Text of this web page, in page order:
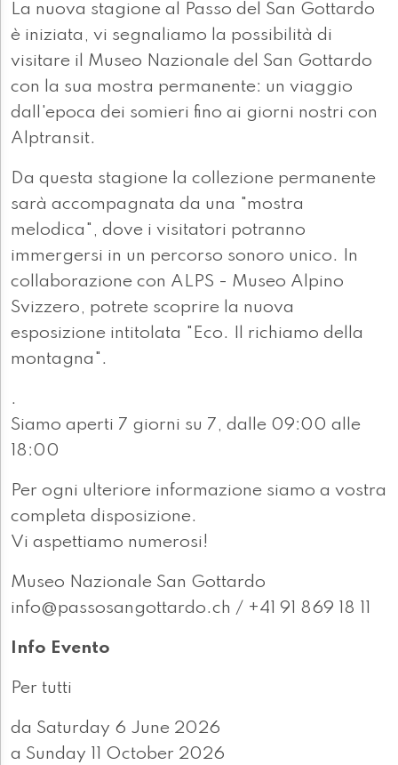
La nuova stagione al Passo del San Gottardo
è iniziata, vi segnaliamo la possibilità di
visitare il Museo Nazionale del San Gottardo
con la sua mostra permanente: un viaggio
dall'epoca dei somieri fino ai giorni nostri con
Alptransit.
Da questa stagione la collezione permanente
sarà accompagnata da una "mostra
melodica", dove i visitatori potranno
immergersi in un percorso sonoro unico. In
collaborazione con ALPS - Museo Alpino
Svizzero, potrete scoprire la nuova
esposizione intitolata "Eco. Il richiamo della
montagna".
.
Siamo aperti 7 giorni su 7, dalle 09:00 alle
18:00
Per ogni ulteriore informazione siamo a vostra
completa disposizione.
Vi aspettiamo numerosi!
Museo Nazionale San Gottardo
info@passosangottardo.ch / +41 91 869 18 11
Info Evento
Per tutti
da Saturday 6 June 2026
a Sunday 11 October 2026